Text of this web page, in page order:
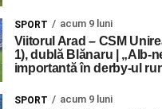
SPORT acum 9 luni
Viitorul Arad – CSM
1), dublă Blănaru | „Alb-
importantă în derby-ul
SPORT acum 9 luni